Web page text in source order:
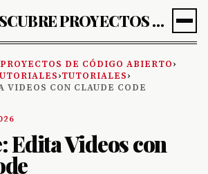
AIBIT-DESCUBRE PROYECTOS DE CÓDIGO ABIERTO
DE CÓDIGO ABIERTO›
›TUTORIALES›
VIDEOS CON CLAUDE CODE
Edita Videos con